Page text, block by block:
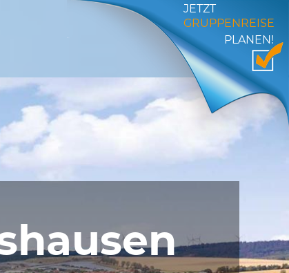
JETZT
GRUPPENREISE
PLANEN!